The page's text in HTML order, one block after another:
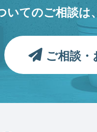
いてのご相談は、
ご相談・